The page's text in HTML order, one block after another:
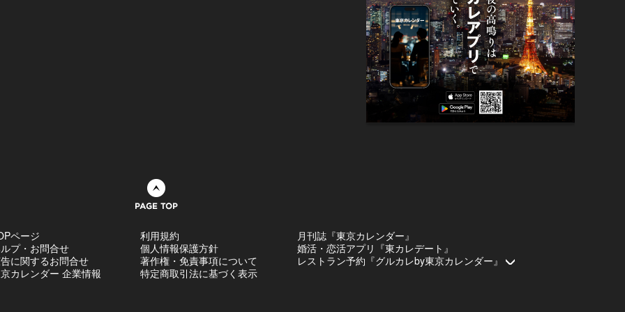
ページ
プ・お問合せ
に関するお問合せ
カレンダー 企業情報
利用規約
個人情報保護方針
著作権・免責事項について
特定商取引法に基づく表示
月刊誌『東京カレンダー』
婚活・恋活アプリ『東カレデート』
レストラン予約『グルカレby東京カレンダー』